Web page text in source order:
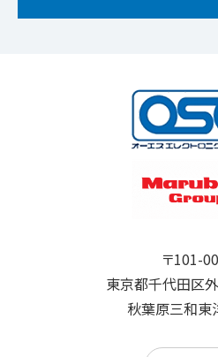
〒101-
東京都千代田区
秋葉原三和東